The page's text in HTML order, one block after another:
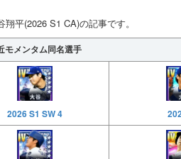
平(2026 S1 CA)の記事です。
モメンタム同名選手
2026 S1 SW 4